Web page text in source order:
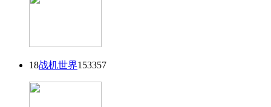
18战机世界153357